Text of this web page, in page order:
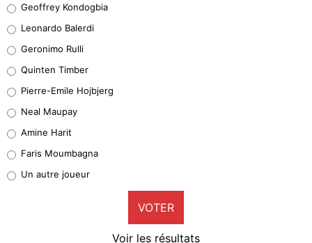
38%
32%
5%
1%
9%
Geoffrey Kondogbia
Leonardo Balerdi
Geronimo Rulli
Quinten Timber
Pierre-Emile Hojbjerg
Neal Maupay
Amine Harit
Faris Moumbagna
Un autre joueur
VOTER
Voir les résultats